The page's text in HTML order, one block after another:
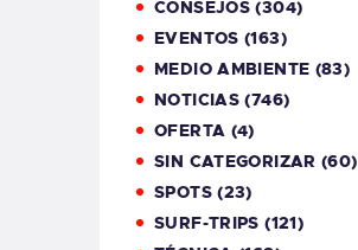
CONSEJOS (304)
EVENTOS (163)
MEDIO AMBIENTE (83)
NOTICIAS (746)
OFERTA (4)
SIN CATEGORIZAR (60)
SPOTS(23)
SURF-TRIPS (121)